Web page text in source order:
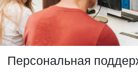
Персональная